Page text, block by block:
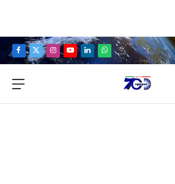
Facebook
X
Instagram
YouTubeLinkedInWhatsApp